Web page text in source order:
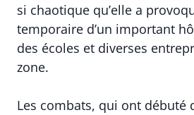
si chaotique qu’elle a
temporaire d’un important
des écoles et diverses
zone.
Les combats, qui ont débuté